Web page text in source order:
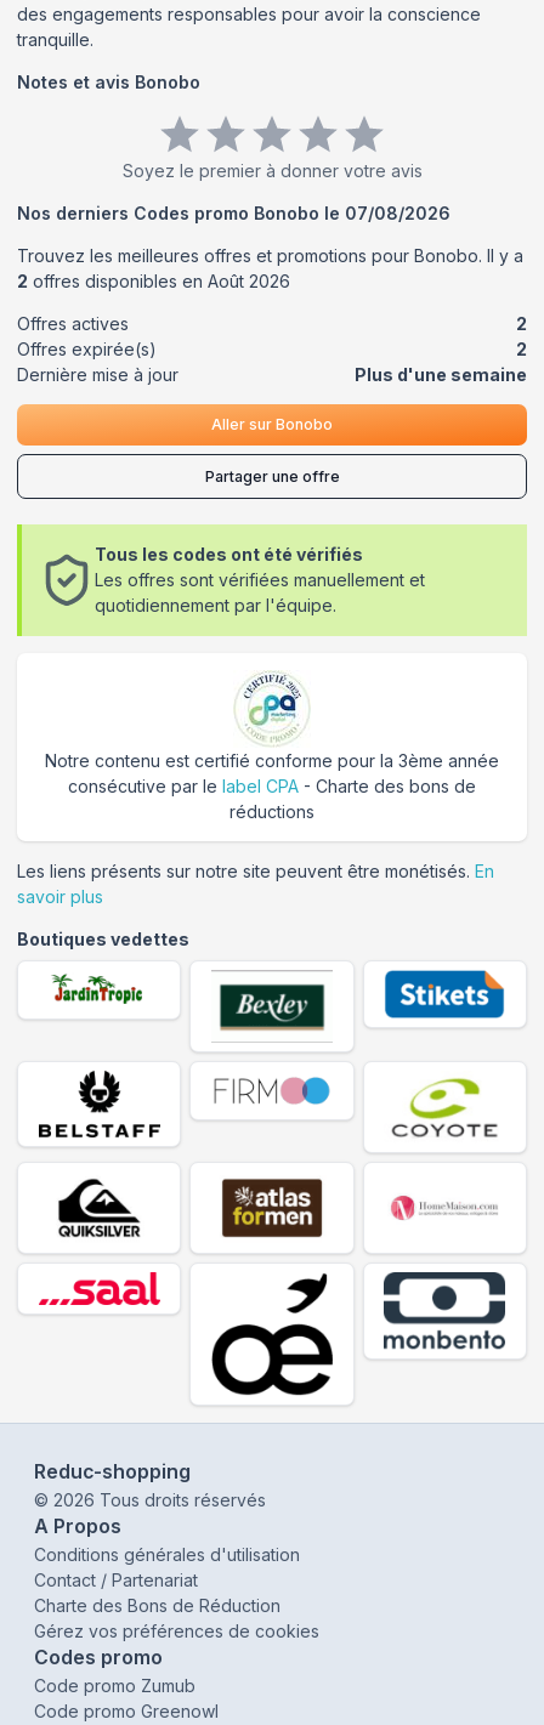
des engagements responsables pour avoir la conscience
tranquille.
Notes et avis Bonobo
Soyez le premier à donner votre avis
Nos derniers Codes promo Bonobo le 07/08/2026
Trouvez les meilleures offres et promotions pour Bonobo. Il y a
2 offres disponibles en Août 2026
Offres actives
2
Offres expirée(s)
2
Dernière mise à jour
Plus d'une semaine
Aller sur Bonobo
Partager une offre
Tous les codes ont été vérifiés
Les offres sont vérifiées manuellement et
quotidiennement par l'équipe.
Notre contenu est certifié conforme pour la 3ème année
consécutive par le label CPA - Charte des bons de
réductions
Les liens présents sur notre site peuvent être monétisés. En
savoir plus
Boutiques vedettes
Reduc-shopping
© 2026 Tous droits réservés
A Propos
Conditions générales d'utilisation
Contact / Partenariat
Charte des Bons de Réduction
Gérez vos préférences de cookies
Codes promo
Code promo Zumub
Code promo Greenowl